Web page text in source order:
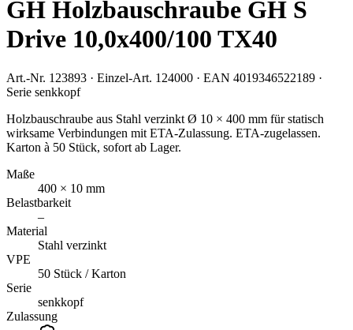
GH Holzbauschraube GH S
Drive 10,0x400/100 TX40
Art.-Nr. 123893 · Einzel-Art. 124000 · EAN 4019346522189 ·
Serie senkkopf
Holzbauschraube aus Stahl verzinkt Ø 10 × 400 mm für statisch
wirksame Verbindungen mit ETA-Zulassung. ETA-zugelassen.
Karton à 50 Stück, sofort ab Lager.
Maße
400 × 10 mm
Belastbarkeit
–
Material
Stahl verzinkt
VPE
50 Stück / Karton
Serie
senkkopf
Zulassung